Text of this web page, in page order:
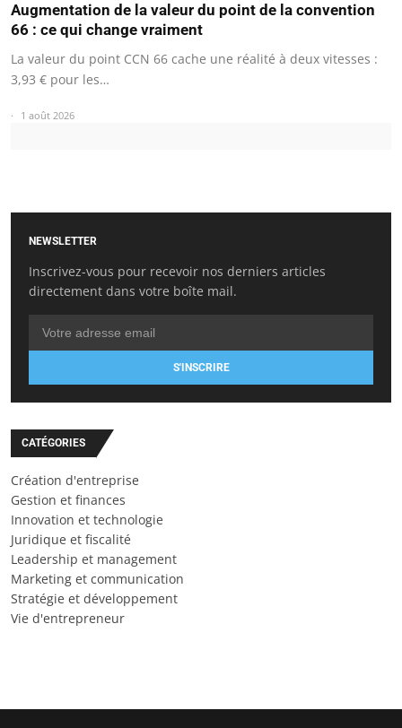
Augmentation de la valeur du point de la convention
66 : ce qui change vraiment
La valeur du point CCN 66 cache une réalité à deux vitesses :
3,93 € pour les…
1 août 2026
NEWSLETTER
Inscrivez-vous pour recevoir nos derniers articles
directement dans votre boîte mail.
S'INSCRIRE
CATÉGORIES
Création d'entreprise
Gestion et finances
Innovation et technologie
Juridique et fiscalité
Leadership et management
Marketing et communication
Stratégie et développement
Vie d'entrepreneur